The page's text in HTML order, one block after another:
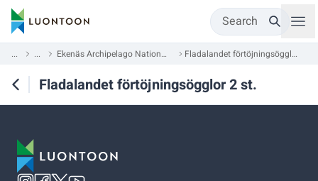
Search
... ... Ekenäs Archipelago National Park Fladalandet förtöjningsögglor 2 st.
Fladalandet förtöjningsögglor 2 st.